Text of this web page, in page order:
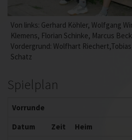
Von links: Gerhard Köhler, Wolfgang
Klemens, Florian Schinke, Marcus Beck
Vordergrund: Wolfhart
Schatz
Spielplan
Vorrunde
Datum
Zeit Heim